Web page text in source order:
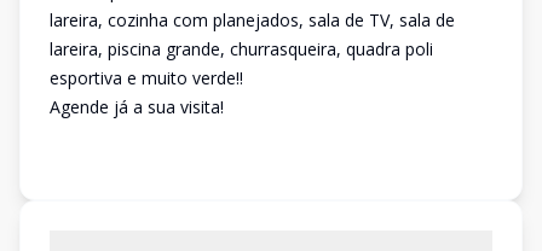
lareira, cozinha com planejados, sala de TV, sala de
lareira, piscina grande, churrasqueira, quadra poli
esportiva e muito verde!!
Agende já a sua visita!